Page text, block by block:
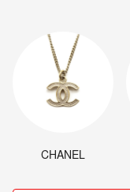
CHANEL